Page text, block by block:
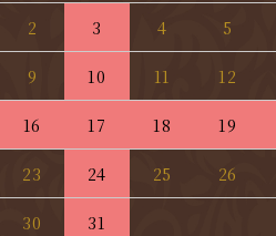
2 3 4 5
9 10 11 12
16 17 18 19
23 24 25 26
30 31